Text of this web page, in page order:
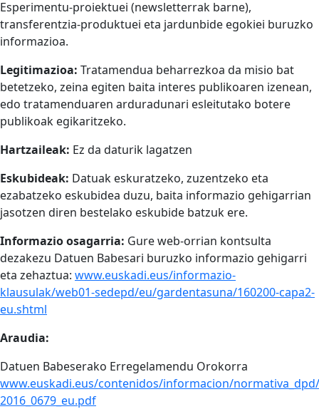
Esperimentu-proiektuei (newsletterrak barne),
transferentzia-produktuei eta jardunbide egokiei buruzko
informazioa.
Legitimazioa: Tratamendua beharrezkoa da misio bat
betetzeko, zeina egiten baita interes publikoaren izenean,
edo tratamenduaren arduradunari esleitutako botere
publikoak egikaritzeko.
Hartzaileak: Ez da daturik lagatzen
Eskubideak: Datuak eskuratzeko, zuzentzeko eta
ezabatzeko eskubidea duzu, baita informazio gehigarrian
jasotzen diren bestelako eskubide batzuk ere.
Informazio osagarria: Gure web-orrian kontsulta
dezakezu Datuen Babesari buruzko informazio gehigarri
eta zehaztua: www.euskadi.eus/informazio-
klausulak/web01-sedepd/eu/gardentasuna/160200-capa2-
eu.shtml
Araudia:
Datuen Babeserako Erregelamendu Orokorra
www.euskadi.eus/contenidos/informacion/
2016_0679_eu.pdf